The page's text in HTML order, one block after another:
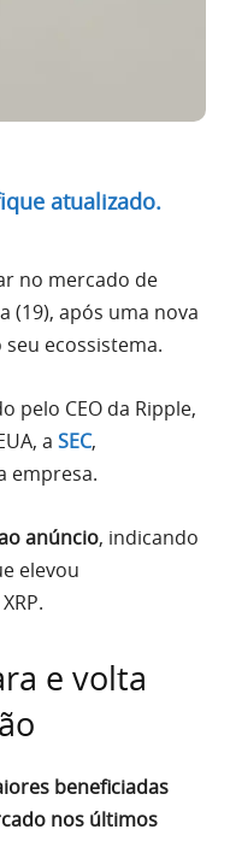
atualizado.
no mercado de
(19), após uma nova
ecossistema.
pelo CEO da Ripple,
a SEC,
empresa.
anúncio, indicando
elevou
e volta
beneficiadas
nos últimos